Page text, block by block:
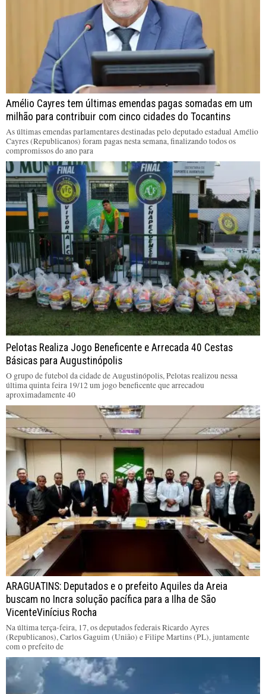
Amélio Cayres tem últimas emendas pagas somadas em um
milhão para contribuir com cinco cidades do Tocantins
As últimas emendas parlamentares destinadas pelo deputado estadual Amélio
Cayres (Republicanos) foram pagas nesta semana, finalizando todos os
compromissos do ano para
Pelotas Realiza Jogo Beneficente e Arrecada 40 Cestas
Básicas para Augustinópolis
O grupo de futebol da cidade de Augustinópolis, Pelotas realizou nessa
última quinta feira 19/12 um jogo beneficente que arrecadou
aproximadamente 40
ARAGUATINS: Deputados e o prefeito Aquiles da Areia
buscam no Incra solução pacífica para a Ilha de São
VicenteVinícius Rocha
Na última terça-feira, 17, os deputados federais Ricardo Ayres
(Republicanos), Carlos Gaguim (União) e Filipe Martins (PL), juntamente
com o prefeito de